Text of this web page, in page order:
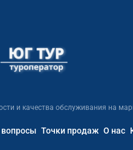
и качества обслуживания на
Точки продаж О нас